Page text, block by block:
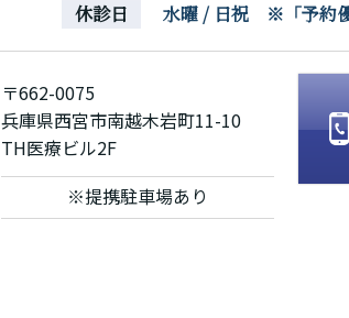
休診日
水曜 / 日祝 ※「予約
〒662-0075
兵庫県西宮市南越木岩町11-10
TH医療ビル2F
※提携駐車場あり